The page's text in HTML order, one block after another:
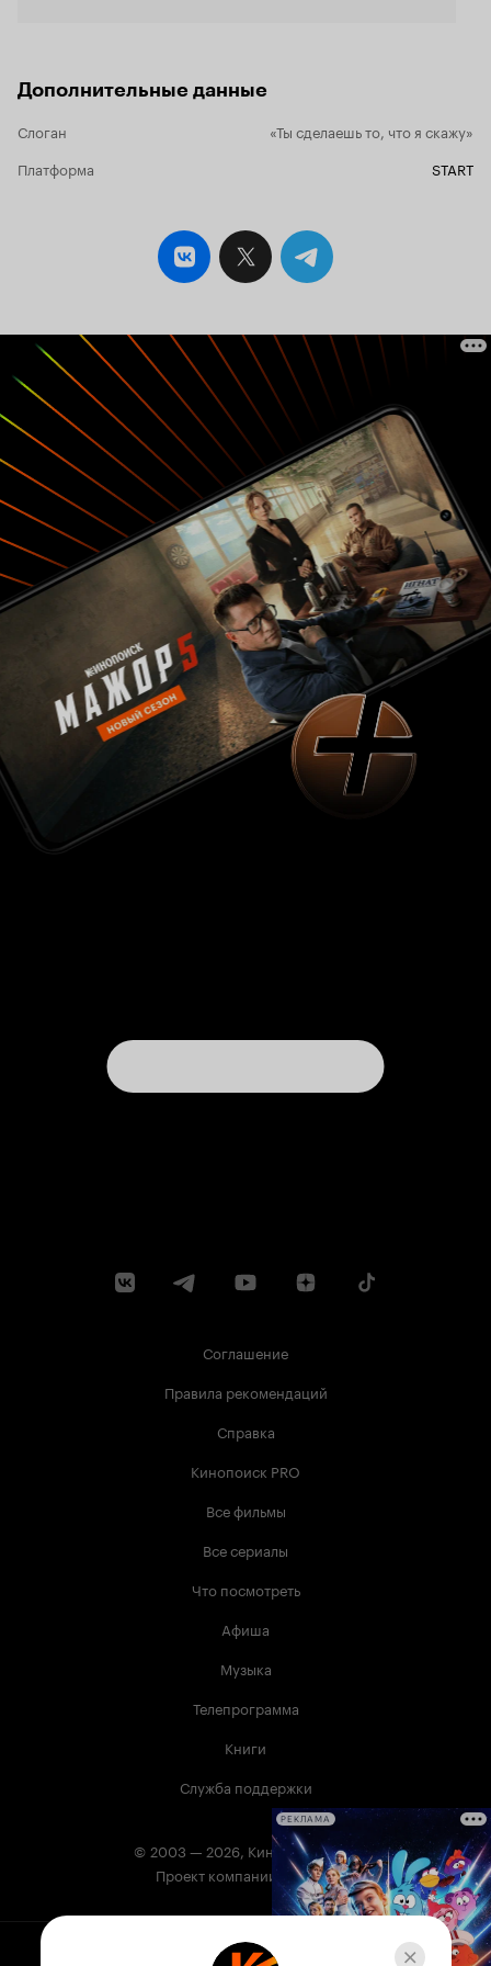
вам сковородку, в стиле 'вам сегодня страшно
презентация...', или же на типа, беспрестанно
повторяющего дебильную фразу - 'правильно
ли я вас понял?'. Он действует тоньше. Он
Незаметно, исподволь, помещает идею в
сознание объекта. Это не похоже на грубую,
неприкрытую манипуляцию. Больше похоже на
методику Спина, на поиск точек
меняется. Итог. Несмотря на некоторые
нелепые сцены (солдат - террорист, девочка на
мосту), обилие квнщиков в кадре, вездесущую
Симонову (она теперь во всех маньяцких
фильмах), и немного деревянную актёрскую
игру Бурковского, сериал неплох. Будем
посмотреть.
Дополнительные данные
Слоган
«Ты сделаешь то, что я скажу»
Платформа
START
Соглашение
Правила рекомендаций
Справка
Кинопоиск PRO
Все фильмы
Все сериалы
Что посмотреть
Афиша
Музыка
Телепрограмма
Книги
Служба поддержки
© 2003 — 2026, Кинопоиск 18+
Проект компании
Сервис Кинопоиск может содержать информацию,
РЕКЛАМА